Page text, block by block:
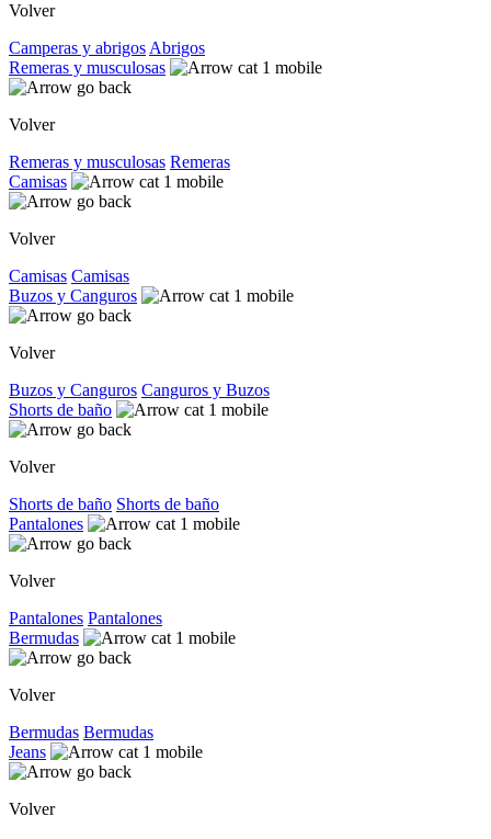
Volver
Camperas y abrigos Abrigos
Remeras y musculosas
Volver
Remeras y musculosas Remeras
Camisas
Volver
Camisas Camisas
Buzos y Canguros
Volver
Buzos y Canguros Canguros y Buzos
Shorts de baño
Volver
Shorts de baño Shorts de baño
Pantalones
Volver
Pantalones Pantalones
Bermudas
Volver
Bermudas Bermudas
Jeans
Volver